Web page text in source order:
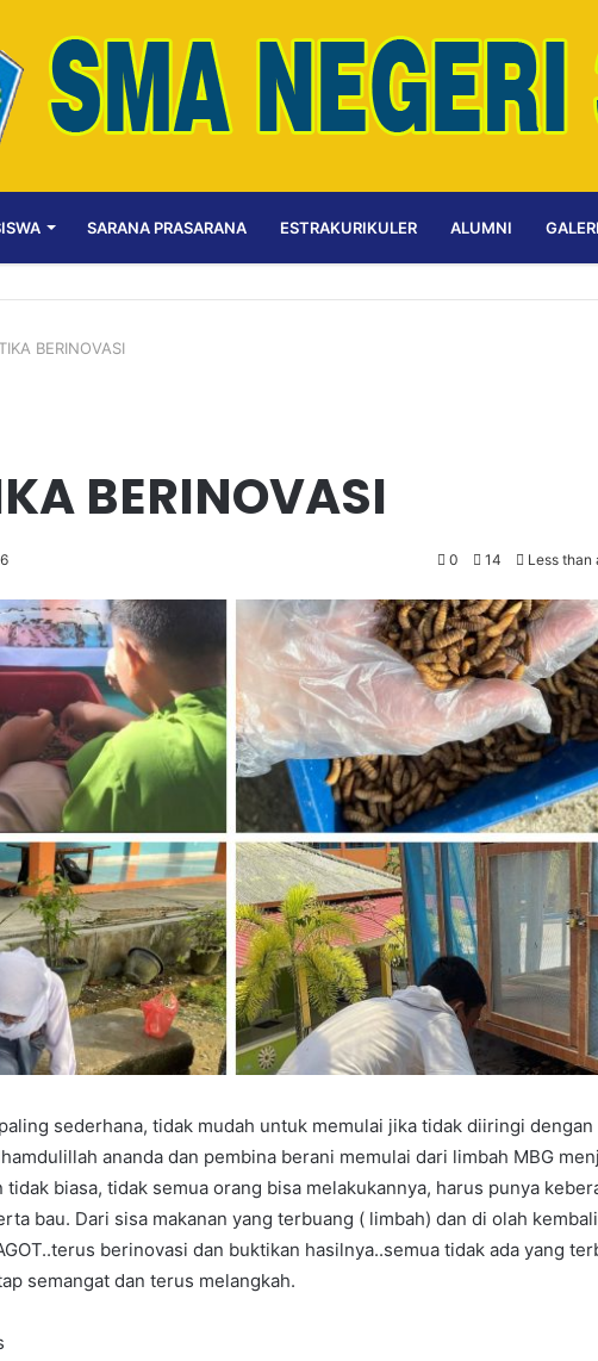
SARANA PRASARANA ESTRAKURIKULER ALUMNI GALERI
BERINOVASI
BERINOVASI
0 14 Less than
sederhana, tidak mudah untuk memulai jika tidak diiringi dengan
ananda dan pembina berani memulai dari limbah MBG
tidak biasa, tidak semua orang bisa melakukannya, harus punya
bau. Dari sisa makanan yang terbuang ( limbah) dan di olah kembali
berinovasi dan buktikan hasilnya..semua tidak ada yang
semangat dan terus melangkah.